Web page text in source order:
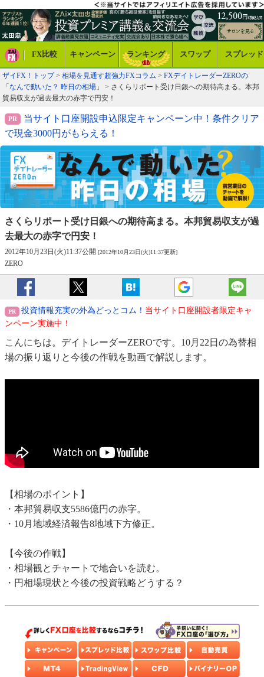
FX比較 キャンペーン ランキング スワップ スプレッド
ザイFX！トップ> 相場を見通す超強力FXコラム > FXデイトレーダーZEROの
「なんで動いた？ 昨日の相場」
> さくらリポート受け日銀への期待高まる。本邦
貿易収支が過去最大の赤字で円安！
当サイト口座開設申込限定キャンペーン中！条件クリア
で現金3000円がもらえる！
さくらリポート受け日銀への期待高まる。 本邦貿易収支が過
去最大の赤字で円安！
2012年10月23日(火)11:37公開 [2012年10月23日(火)11:37更新]
ZERO
投資情報充実の外為どっとコム！ 当サイト口座開設者限定キャ
ンペーン実施中！
こんにちは。デイトレーダーZEROです。10月22日の為替相
場の振り返りと今後の作戦を動画で解説します。
【相場のポイント】
・本邦貿易収支5586億円の赤字。
・10月地域経済報告8地域下方修正。
【今後の作戦】
・相場観とチャートで地合いを読む。
・円相場現状と今後の投資戦略どうする？